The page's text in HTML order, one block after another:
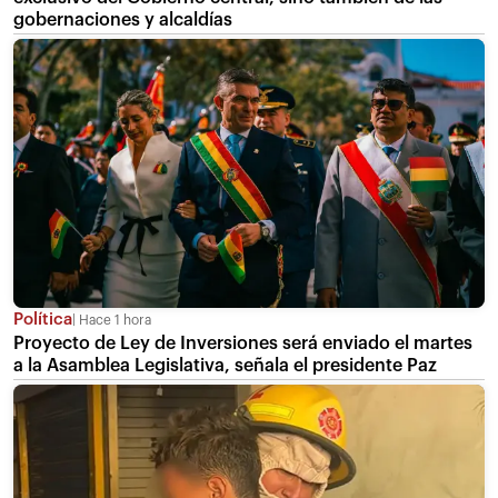
gobernaciones y alcaldías
Política Hace 1 hora
Proyecto de Ley de Inversiones será enviado el martes
a la Asamblea Legislativa, señala el presidente Paz